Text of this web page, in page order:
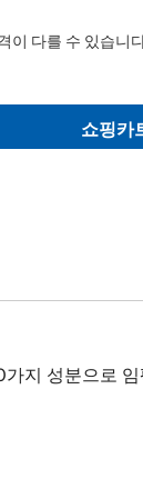
이 다를 수 있습니
쇼핑카
가지 성분으로